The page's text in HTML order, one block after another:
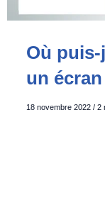
Où
un
18 novembre 2022 / 2